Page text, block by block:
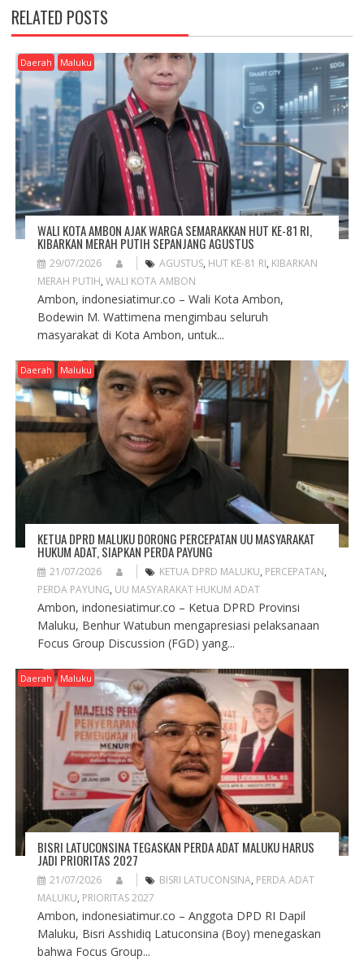
A
V
I
G
A
O
N
RELATED POSTS
Daerah Maluku
WALI KOTA AMBON AJAK WARGA SEMARAKKAN HUT KE-81 RI,
KIBARKAN MERAH PUTIH SEPANJANG AGUSTUS
29/07/2026 AGUSTUS, HUT KE-81 RI, KIBARKAN
MERAH PUTIH, WALI KOTA AMBON
Ambon, indonesiatimur.co – Wali Kota Ambon,
Bodewin M. Wattimena mengimbau seluruh
masyarakat di Kota Ambon, untuk...
Daerah Maluku
KETUA DPRD MALUKU DORONG PERCEPATAN UU MASYARAKAT
HUKUM ADAT, SIAPKAN PERDA PAYUNG
21/07/2026 KETUA DPRD MALUKU, PERCEPATAN,
PERDA PAYUNG, UU MASYARAKAT HUKUM ADAT
Ambon, indonesiatimur.co – Ketua DPRD Provinsi
Maluku, Benhur Watubun mengapresiasi pelaksanaan
Focus Group Discussion (FGD) yang...
Daerah Maluku
BISRI LATUCONSINA TEGASKAN PERDA ADAT MALUKU HARUS
JADI PRIORITAS 2027
21/07/2026 BISRI LATUCONSINA, PERDA ADAT
MALUKU, PRIORITAS 2027
Ambon, indonesiatimur.co – Anggota DPD RI Dapil
Maluku, Bisri Asshidiq Latuconsina (Boy) menegaskan
bahwa Focus Group...